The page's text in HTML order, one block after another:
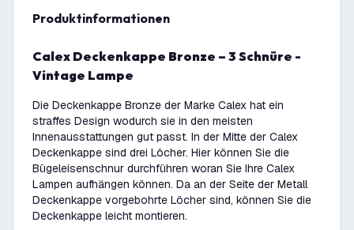
Produktinformationen
Calex Deckenkappe Bronze – 3 Schnüre -
Vintage Lampe
Die Deckenkappe Bronze der Marke Calex hat ein
straffes Design wodurch sie in den meisten
Innenausstattungen gut passt. In der Mitte der Calex
Deckenkappe sind drei Löcher. Hier können Sie die
Bügeleisenschnur durchführen woran Sie Ihre Calex
Lampen aufhängen können. Da an der Seite der Metall
Deckenkappe vorgebohrte Löcher sind, können Sie die
Deckenkappe leicht montieren.